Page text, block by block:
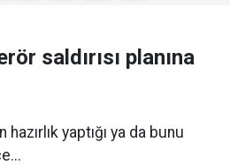
saldırısı planına
yaptığı ya da bunu